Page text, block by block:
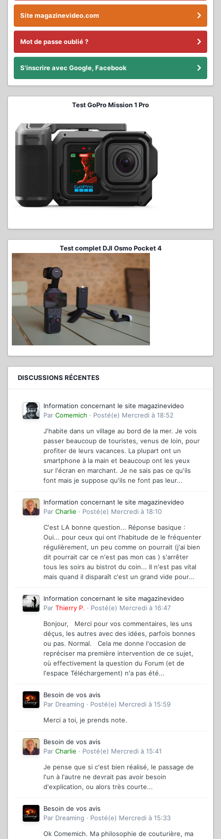
Site magazinevideo.com
Mot de passe oublié ?
S'inscrire avec Google, Facebook
Test GoPro Mission 1 Pro
Test complet DJI Osmo Pocket 4
DISCUSSIONS RÉCENTES
Information concernant le site magazinevideo
Par Comemich · Posté(e) Mercredi à 18:52
J'habite dans un village au bord de la mer. Je vois
passer beaucoup de touristes, venus de loin, pour
profiter de leurs vacances. La plupart ont un
smartphone à la main et beaucoup ont les yeux
sur l'écran en marchant. Je ne sais pas ce qu'ils
font mais je suppose qu'ils ne font pas leur...
Information concernant le site magazinevideo
Par Charlie · Posté(e) Mercredi à 18:10
C'est LA bonne question... Réponse basique :
Oui... pour ceux qui ont l'habitude de le fréquenter
régulièrement, un peu comme on pourrait (j'ai bien
dit pourrait car ce n'est pas mon cas ) s'arrêter
tous les soirs au bistrot du coin... Il n'est pas vital
mais quand il disparaît c'est un grand vide pour...
Information concernant le site magazinevideo
Par Thierry P. · Posté(e) Mercredi à 16:47
Bonjour, Merci pour vos commentaires, les uns
déçus, les autres avec des idées, parfois bonnes
ou pas. Normal. Cela me donne l'occasion de
repréciser ma première intervention de ce sujet,
où effectivement la question du Forum (et de
l'espace Téléchargement) n'a pas été...
Besoin de vos avis
Par Dreaming · Posté(e) Mercredi à 15:59
Merci a toi, je prends note.
Besoin de vos avis
Par Charlie · Posté(e) Mercredi à 15:41
Je pense que si c'est bien réalisé, le passage de
l'un à l'autre ne devrait pas avoir besoin
d'explication, ou alors très courte...
Besoin de vos avis
Par Dreaming · Posté(e) Mercredi à 15:33
Ok Comemich. Ma philosophie de couturière, ma